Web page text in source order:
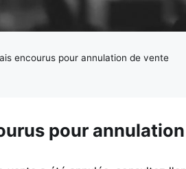
encourus pour annulation de vente
pour